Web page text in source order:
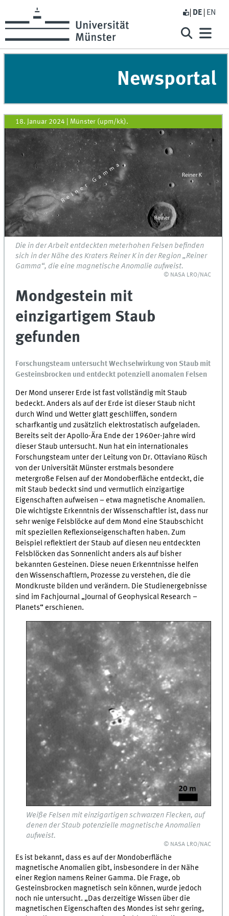
DE EN
Newsportal
18. Januar 2024 Münster (upm/kk).
Die in der Arbeit entdeckten meterhohen Felsen befinden
sich in der Nähe des Kraters Reiner K in der Region „Reiner
Gamma“, die eine magnetische Anomalie aufweist.
© NASA LRO/NAC
Mondgestein mit
einzigartigem Staub
gefunden
Forschungsteam untersucht Wechselwirkung von Staub mit
Gesteinsbrocken und entdeckt potenziell anomalen Felsen
Der Mond unserer Erde ist fast vollständig mit Staub
bedeckt. Anders als auf der Erde ist dieser Staub nicht
durch Wind und Wetter glatt geschliffen, sondern
scharfkantig und zusätzlich elektrostatisch aufgeladen.
Bereits seit der Apollo-Ära Ende der 1960er-Jahre wird
dieser Staub untersucht. Nun hat ein internationales
Forschungsteam unter der Leitung von Dr. Ottaviano Rüsch
von der Universität Münster erstmals besondere
metergroße Felsen auf der Mondoberfläche entdeckt, die
mit Staub bedeckt sind und vermutlich einzigartige
Eigenschaften aufweisen – etwa magnetische Anomalien.
Die wichtigste Erkenntnis der Wissenschaftler ist, dass nur
sehr wenige Felsblöcke auf dem Mond eine Staubschicht
mit speziellen Reflexionseigenschaften haben. Zum
Beispiel reflektiert der Staub auf diesen neu entdeckten
Felsblöcken das Sonnenlicht anders als auf bisher
bekannten Gesteinen. Diese neuen Erkenntnisse helfen
den Wissenschaftlern, Prozesse zu verstehen, die die
Mondkruste bilden und verändern. Die Studienergebnisse
sind im Fachjournal „Journal of Geophysical Research –
Planets“ erschienen.
Weiße Felsen mit einzigartigen schwarzen Flecken, auf
denen der Staub potenzielle magnetische Anomalien
aufweist.
© NASA LRO/NAC
Es ist bekannt, dass es auf der Mondoberfläche
magnetische Anomalien gibt, insbesondere in der Nähe
einer Region namens Reiner Gamma. Die Frage, ob
Gesteinsbrocken magnetisch sein können, wurde jedoch
noch nie untersucht. „Das derzeitige Wissen über die
magnetischen Eigenschaften des Mondes ist sehr gering,